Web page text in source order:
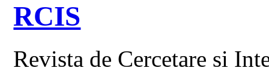
RCIS
Revista de Cercetare si